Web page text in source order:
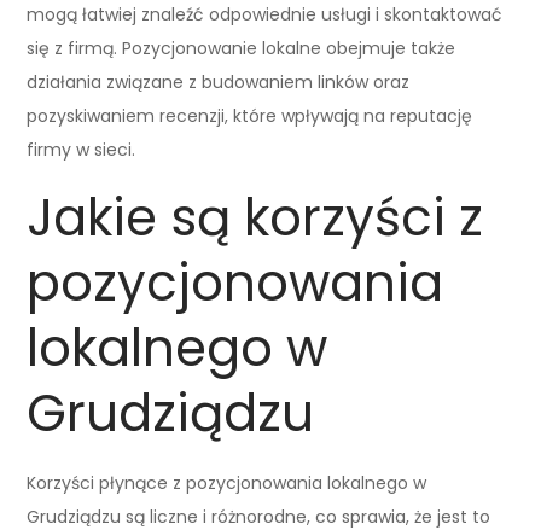
mogą łatwiej znaleźć odpowiednie usługi i skontaktować
się z firmą. Pozycjonowanie lokalne obejmuje także
działania związane z budowaniem linków oraz
pozyskiwaniem recenzji, które wpływają na reputację
firmy w sieci.
Jakie są korzyści z
pozycjonowania
lokalnego w
Grudziądzu
Korzyści płynące z pozycjonowania lokalnego w
Grudziądzu są liczne i różnorodne, co sprawia, że jest to